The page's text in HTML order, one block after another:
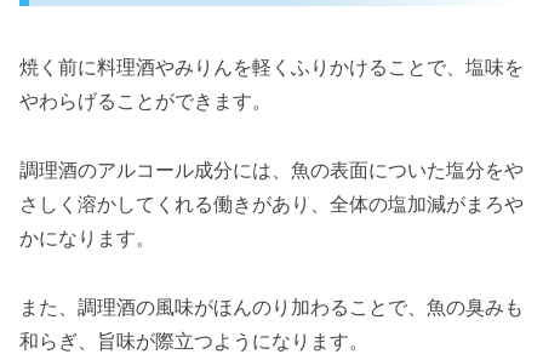
焼く前に料理酒やみりんを軽くふりかけることで、塩味を
やわらげることができます。
調理酒のアルコール成分には、魚の表面についた塩分をや
さしく溶かしてくれる働きがあり、全体の塩加減がまろや
かになります。
また、調理酒の風味がほんのり加わることで、魚の臭みも
和らぎ、旨味が際立つようになります。